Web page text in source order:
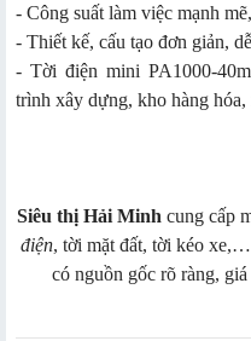
- Công suất làm việc mạnh
- Thiết kế, cấu tạo đơn giản,
- Tời điện mini PA1000-
trình xây dựng, kho hàng
Siêu thị Hải Minh cung cấp
điện, tời mặt đất, tời kéo
có nguồn gốc rõ ràng,